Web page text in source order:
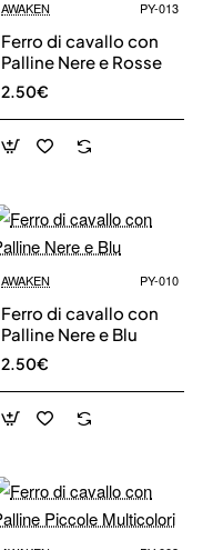
AWAKEN PY-013
Ferro di cavallo con
Palline Nere e Rosse
2.50€
AWAKEN PY-010
Ferro di cavallo con
Palline Nere e Blu
2.50€